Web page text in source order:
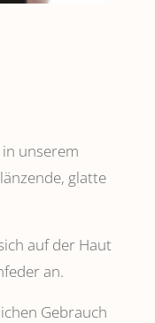
unserem
glatte
auf der Haut
an.
Gebrauch